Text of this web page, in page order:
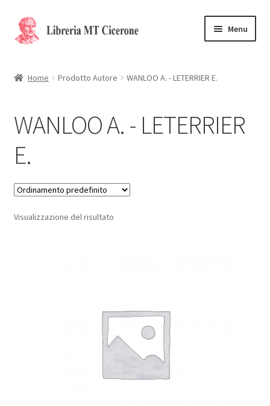
Vai
alla
Vai
al
Menu
La Storia
Contattaci
Cassa
Carrello
Home Prodotto Autore WANLOO A. - LETERRIER E.
WANLOO A. - LETERRIER
E.
Visualizzazione del risultato